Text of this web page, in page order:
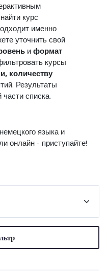
курс
именно
уточнить свой
и формат
курсы
количеству
Результаты
списка.
языка и
онлайн - приступайте!